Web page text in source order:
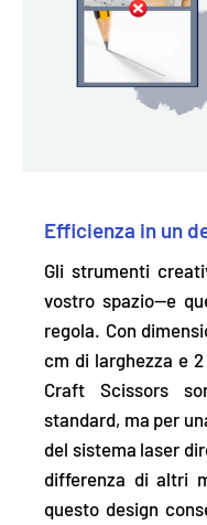
Efficienza in un
Gli strumenti
vostro spazio—e
regola. Con
cm di larghezza e
Craft Scissors
standard, ma per
del sistema laser
differenza di altri
questo design